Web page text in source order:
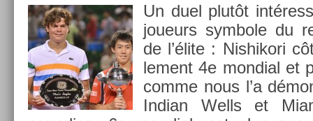
Un duel plutôt
joueurs sym­bole du
de l’élite : Nis­hikori
le­ment 4e mon­di­al et
comme nous l’a
In­dian Wells et